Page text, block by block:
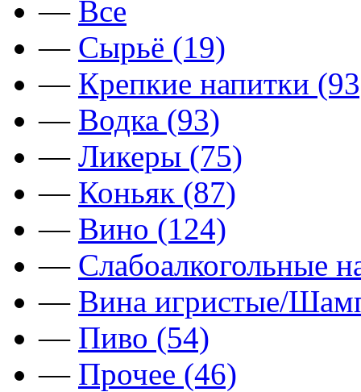
— Все
— Сырьё (19)
— Крепкие напитки
— Водка (93)
— Ликеры (75)
— Коньяк (87)
— Вино (124)
— Слабоалкогольные
— Вина игристые/
— Пиво (54)
— Прочее (46)